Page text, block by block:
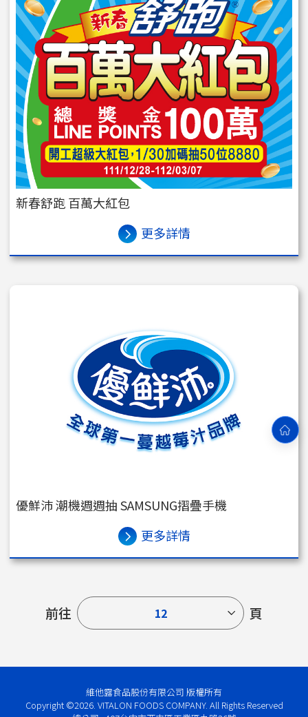
新春舒跑 百萬大紅包
更多詳情
優鮮沛 潮機週週抽 SAMSUNG摺疊手機
更多詳情
前往 12 頁
維他露食品股份有限公司 版權所有
Copyright ©2026. VITALON FOODS COMPANY. All Rights Reserved